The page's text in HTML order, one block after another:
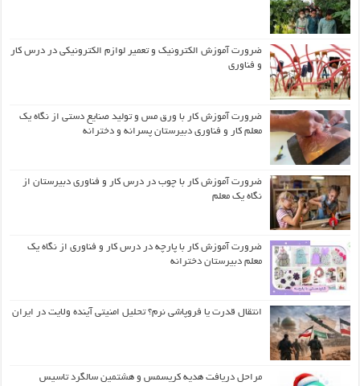
ضرورت آموزش الکترونیک و تعمیر لوازم الکترونیکی در درس کار
و فناوری
ضرورت آموزش کار با ورق مس و تولید صنایع دستی از نگاه یک
معلم کار و فناوری دبیرستان پسرانه و دخترانه
ضرورت آموزش کار با چوب در درس کار و فناوری دبیرستان از
نگاه یک معلم
ضرورت آموزش کار با پارچه در درس کار و فناوری از نگاه یک
معلم دبیرستان دخترانه
انتقال قدرت یا فروپاشی نرم؟ تحلیل امنیتی آینده ولایت در ایران
مراحل دریافت هدیه کریسمس و هشتمین سالگرد تاسیس